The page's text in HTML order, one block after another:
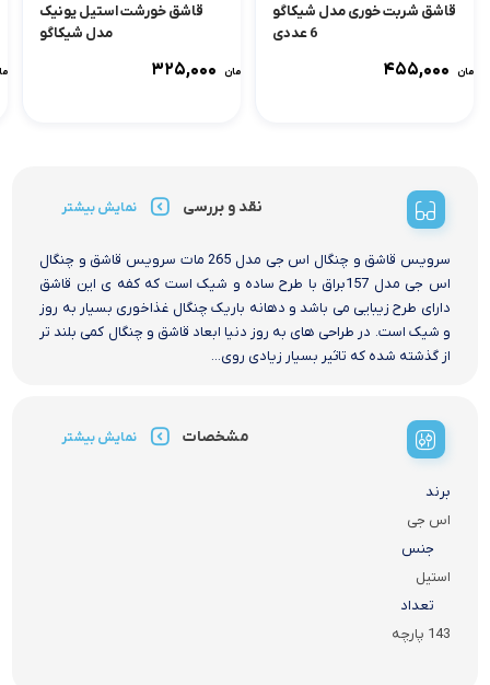
قاشق شربت خوری مدل شیکاگو
6 عددی
۴۵۵,۰۰۰ تومان
قاشق خورشت استیل یونیک
مدل شیکاگو
۳۲۵,۰۰۰ تومان
نقد و بررسی نمایش بیشتر
سرویس قاشق و چنگال اس جی مدل 265 مات سرویس قاشق و چنگال
اس جی مدل 157براق با طرح ساده و شیک است که کفه ی این قاشق
دارای طرح زیبایی می باشد و دهانه باریک چنگال غذاخوری بسیار به روز
و شیک است. در طراحی های به روز دنیا ابعاد قاشق و چنگال کمی بلند تر
از گذشته شده که تاثیر بسیار زیادی روی...
مشخصات نمایش بیشتر
برند
اس جی
جنس
استیل
تعداد
143 پارچه